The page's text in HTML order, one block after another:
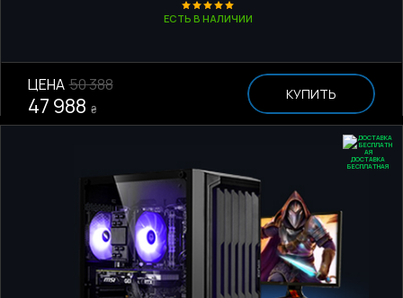
ЕСТЬ В НАЛИЧИИ
ЦЕНА 50 388
47 988 ₴
КУПИТЬ
ДОСТАВКА
БЕСПЛАТНАЯ